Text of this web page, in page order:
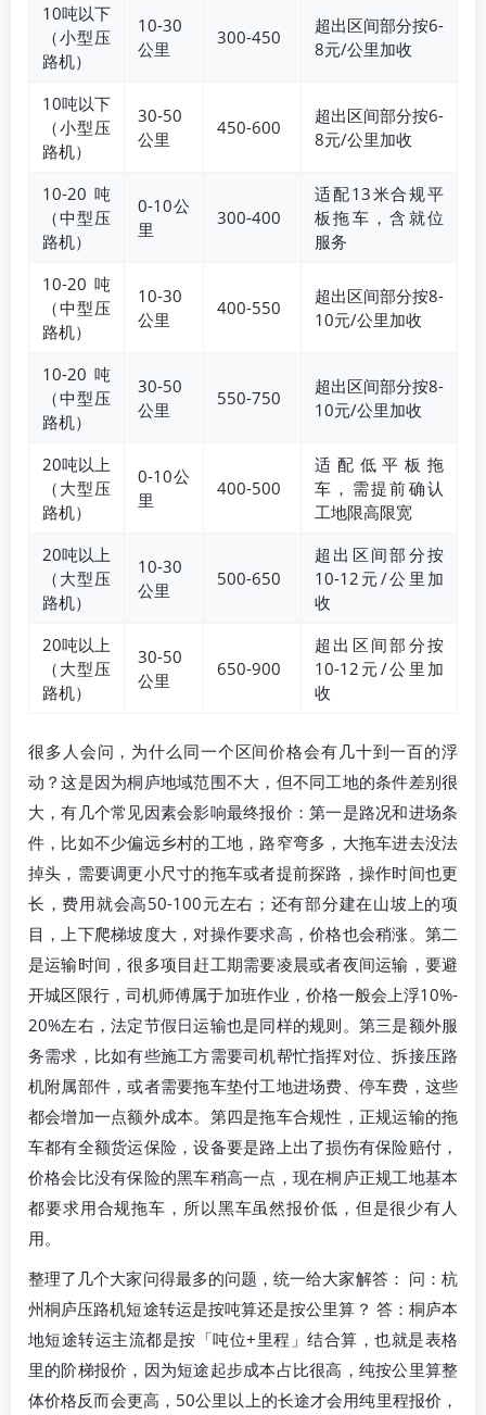
10吨以下
（小型压
路机）
10-30
公里
300-450
超出区间部分按6-
8元/公里加收
10吨以下
（小型压
路机）
30-50
公里
450-600
超出区间部分按6-
8元/公里加收
10-20吨
（中型压
路机）
0-10公
里
300-400
适配13米合规平
板拖车，含就位
服务
10-20吨
（中型压
路机）
10-30
公里
400-550
超出区间部分按8-
10元/公里加收
10-20吨
（中型压
路机）
30-50
公里
550-750
超出区间部分按8-
10元/公里加收
20吨以上
（大型压
路机）
0-10公
里
400-500
适配低平板拖
车，需提前确认
工地限高限宽
20吨以上
（大型压
路机）
10-30
公里
500-650
超出区间部分按
10-12元/公里加
收
20吨以上
（大型压
路机）
30-50
公里
650-900
超出区间部分按
10-12元/公里加
收
很多人会问，为什么同一个区间价格会有几十到一百的浮
动？这是因为桐庐地域范围不大，但不同工地的条件差别很
大，有几个常见因素会影响最终报价：第一是路况和进场条
件，比如不少偏远乡村的工地，路窄弯多，大拖车进去没法
掉头，需要调更小尺寸的拖车或者提前探路，操作时间也更
长，费用就会高50-100元左右；还有部分建在山坡上的项
目，上下爬梯坡度大，对操作要求高，价格也会稍涨。第二
是运输时间，很多项目赶工期需要凌晨或者夜间运输，要避
开城区限行，司机师傅属于加班作业，价格一般会上浮10%-
20%左右，法定节假日运输也是同样的规则。第三是额外服
务需求，比如有些施工方需要司机帮忙指挥对位、拆接压路
机附属部件，或者需要拖车垫付工地进场费、停车费，这些
都会增加一点额外成本。第四是拖车合规性，正规运输的拖
车都有全额货运保险，设备要是路上出了损伤有保险赔付，
价格会比没有保险的黑车稍高一点，现在桐庐正规工地基本
都要求用合规拖车，所以黑车虽然报价低，但是很少有人
用。
整理了几个大家问得最多的问题，统一给大家解答： 问：杭
州桐庐压路机短途转运是按吨算还是按公里算？ 答：桐庐本
地短途转运主流都是按「吨位+里程」结合算，也就是表格
里的阶梯报价，因为短途起步成本占比很高，纯按公里算整
体价格反而会更高，50公里以上的长途才会用纯里程报价，